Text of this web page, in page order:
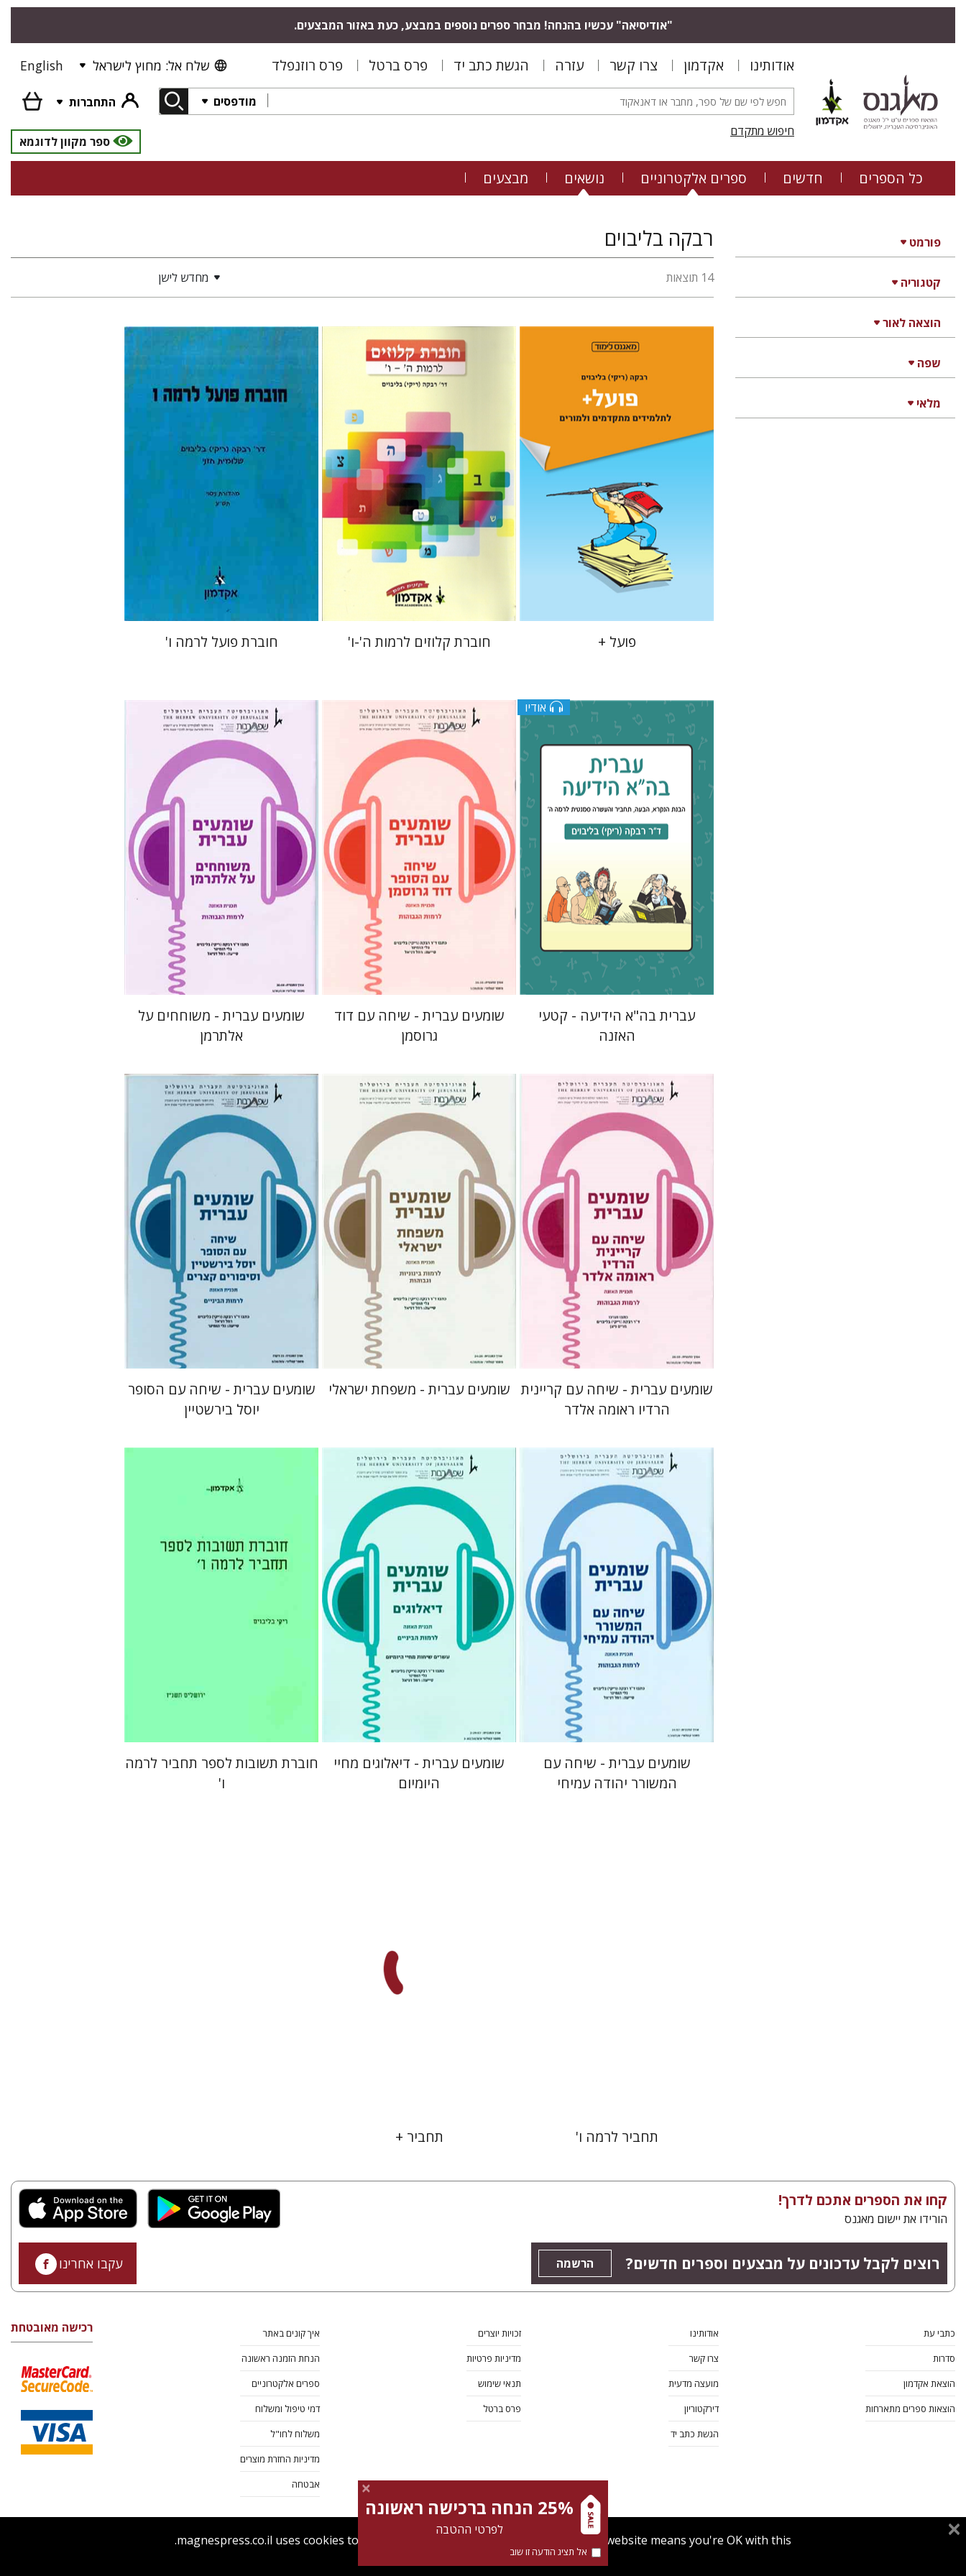
"אודיסיאה" עכשיו בהנחה! מבחר ספרים נוספים במבצע, כעת באזור המבצעים.
אודותינו אקדמון צרו קשר עזרה הגשת כתב יד פרס ברטל פרס רוזנפלד שלח אל: מחוץ לישראל English
מודפסים
התחברות
חיפוש מתקדם
ספר מקוון לדוגמא
כל הספרים חדשים ספרים אלקטרוניים נושאים מבצעים
פורמט
קטגוריה
הוצאה לאור
שפה
מלאי
רבקה בליבוים
14 תוצאות מחדש לישן
רבקה בליבוים
הנחת אתר ספר מודפס
$35
$32
פועל +
רבקה בליבוים
הנחת אתר ספר מודפס
חוברת קלוזים לרמות ה'-ו'
שלומית חזני רבקה בליבוים
חוברת פועל לרמה ו'
אודיו
רבקה בליבוים
$10
עברית בה"א הידיעה - קטעי
האזנה
רבקה בליבוים גלי הומינר רחל דניאל
שומעים עברית - שיחה עם דוד
גרוסמן
רבקה בליבוים גלי הומינר רחל דניאל
הנחת אתר ספר מודפס
$18
$16
שומעים עברית - משוחחים על
אלתרמן
רבקה בליבוים מרים ניצן
הנחת אתר ספר מודפס
$18
$16
שומעים עברית - שיחה עם קריינית
הרדיו ראומה אלדר
רבקה בליבוים גלי הומינר רחל דניאל
שומעים עברית - משפחת ישראלי
רבקה בליבוים רחל דניאל גלי הומינר
שומעים עברית - שיחה עם הסופר
יוסל בירשטיין
רבקה בליבוים גלי הומינר רחל דניאל
הנחת אתר ספר מודפס
$18
$16
שומעים עברית - שיחה עם
המשורר יהודה עמיחי
רבקה בליבוים גלי הומינר רחל דניאל
הנחת אתר ספר מודפס
שומעים עברית - דיאלוגים מחיי
היומיום
רבקה בליבוים
חוברת תשובות לספר תחביר לרמה
ו'
תחביר לרמה ו' תחביר +
קחו את הספרים אתכם לדרך!
הורידו את יישום מאגנס
רוצים לקבל עדכונים על מבצעים וספרים חדשים? הרשמה עקבו אחרינו
כתבי עת
סדרות
הוצאת אקדמון
הוצאות ספרים מתארחות
אודותינו
צרו קשר
מועצה מדעית
דירקטוריון
הגשת כתב יד
זכויות יוצרים
מדיניות פרטיות
תנאי שימוש
פרס ברטל
איך קונים באתר
הנחת הזמנה ראשונה
ספרים אלקטרוניים
דמי טיפול ומשלוח
משלוח לחו"ל
מדיניות החזרת מוצרים
אבטחה
רכישה מאובטחת
מדיניות Cookies תנאי שימוש
magnespress.co.il uses cookies to give you the best user experience. Using this website means you're OK with this.
Find out more about ourcookies policy
25% הנחה ברכישה ראשונה
לפרטי ההטבה
אל תציג הודעה זו שוב